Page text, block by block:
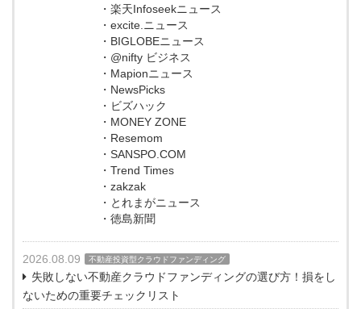
・楽天Infoseekニュース
・excite.ニュース
・BIGLOBEニュース
・@nifty ビジネス
・Mapionニュース
・NewsPicks
・ビズハック
・MONEY ZONE
・Resemom
・SANSPO.COM
・Trend Times
・zakzak
・とれまがニュース
・徳島新聞
2026.08.09 不動産投資型クラウドファンディング
失敗しない不動産クラウドファンディングの選び方！損をし
ないための重要チェックリスト